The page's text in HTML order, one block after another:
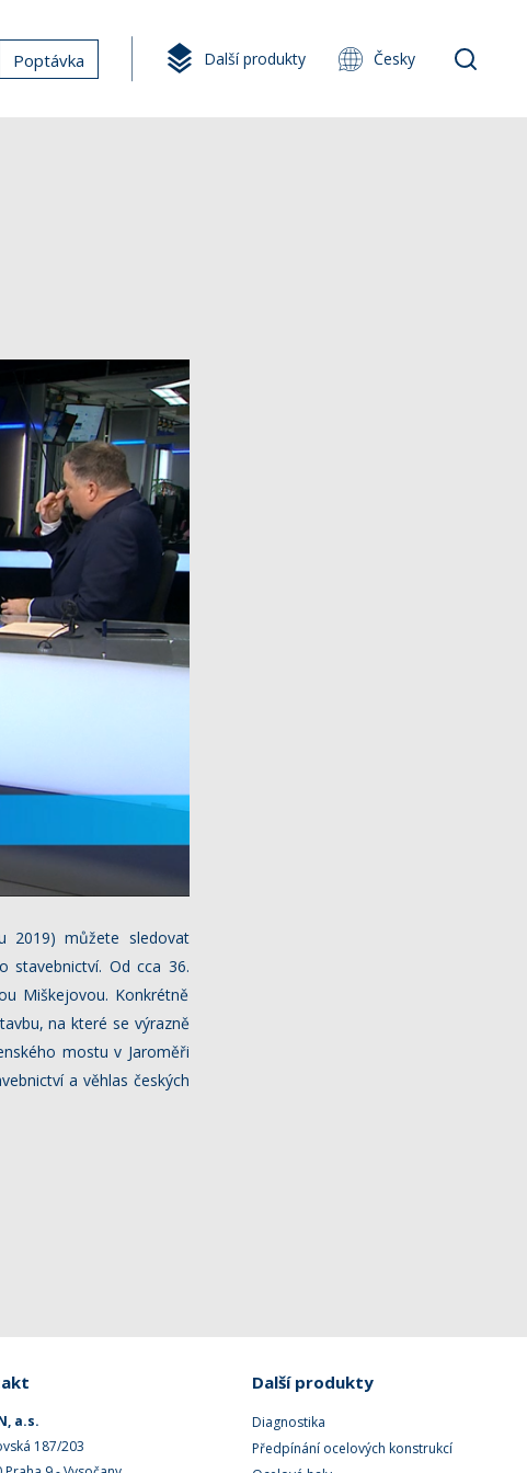
Poptávka Další produkty Česky
2019) můžete sledovat
stavebnictví. Od cca 36.
Miškejovou. Konkrétně
na které se výrazně
mostu v Jaroměři
a věhlas českých
a.s.
187/203
Další produkty
Diagnostika
Předpínání ocelových konstrukcí